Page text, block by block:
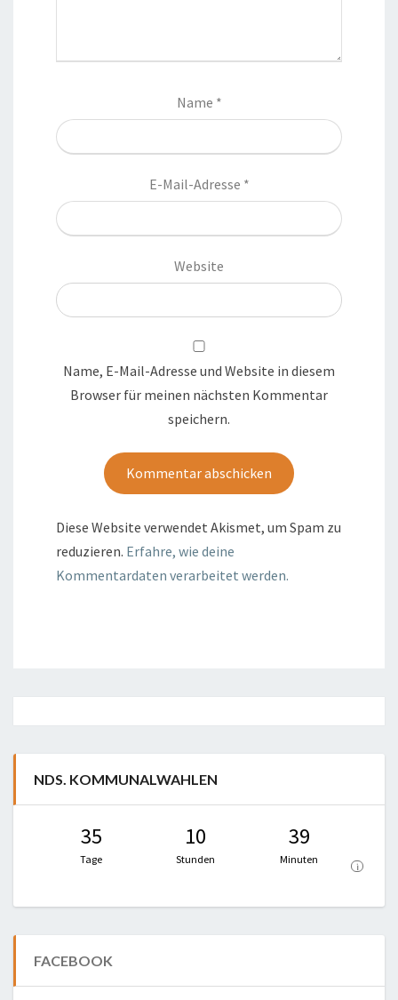
Name *
E-Mail-Adresse *
Website
Name, E-Mail-Adresse und Website in diesem
Browser für meinen nächsten Kommentar
speichern.
Diese Website verwendet Akismet, um Spam zu
reduzieren. Erfahre, wie deine
Kommentardaten verarbeitet werden.
navigation
NDS. KOMMUNALWAHLEN
35
Tage
10
Stunden
39
Minuten
i
FACEBOOK